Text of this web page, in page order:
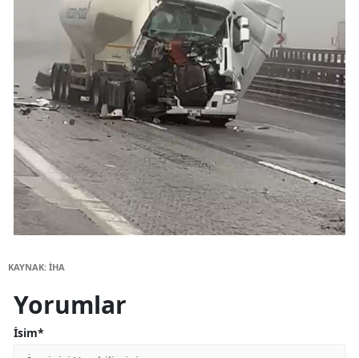
KAYNAK: İHA
Yorumlar
İsim*